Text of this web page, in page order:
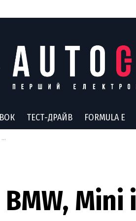
ТЕСТ-ДРАЙВ FORMULA E
Mini і